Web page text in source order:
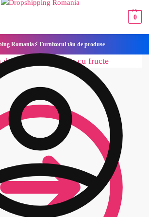
0
Romania⚡ Furnizorul tău de produse